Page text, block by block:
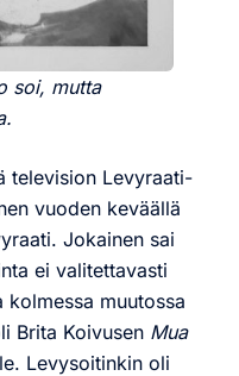
soi, mutta
television Levyraati-
vuoden keväällä
Jokainen sai
ei valitettavasti
muutossa
Brita Koivusen Mua
Levysoitinkin oli